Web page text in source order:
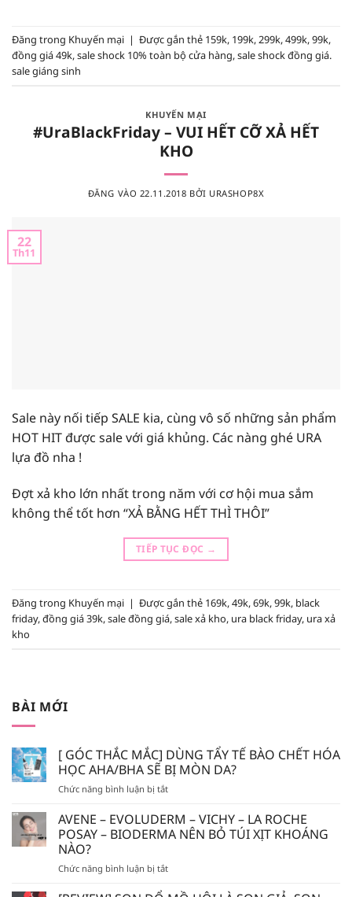
Đăng trong Khuyến mại | Được gắn thẻ 159k, 199k,299k,499k,99k,
đồng giá 49k,sale shock 10% toàn bộ cửa hàng,sale shock đồng giá.
sale giáng sinh
KHUYẾN MẠI
#UraBlackFriday – VUI HẾT CỠ XẢ HẾT
KHO
ĐĂNG VÀO 22.11.2018 BỞI URASHOP8X
22
Th11
Sale này nối tiếp SALE kia, cùng vô số những sản phẩm
HOT HIT được sale với giá khủng. Các nàng ghé URA
lựa đồ nha !
Đợt xả kho lớn nhất trong năm với cơ hội mua sắm
không thể tốt hơn “XẢ BẰNG HẾT THÌ THÔI”
TIẾP TỤC ĐỌC →
Đăng trong Khuyến mại | Được gắn thẻ 169k,49k,69k,99k, black
friday,đồng giá 39k,sale đồng giá,sale xả kho, ura black friday, ura xả
kho
BÀI MỚI
[ GÓC THẮC MẮC] DÙNG TẨY TẾ BÀO CHẾT HÓA
HỌC AHA/BHA SẼ BỊ MÒN DA?
Chức năng bình luận bị tắtở
GÓC
THẮC
MẮC]
TẨY
AVENE – EVOLUDERM – VICHY – LA ROCHE
POSAY – BIODERMA NÊN BỎ TÚI XỊT KHOÁNG
NÀO?
Chức năng bình luận bị tắtở
–